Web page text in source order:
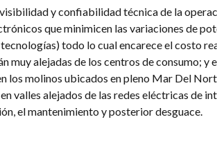
y confiabilidad técnica de la
que minimicen las variaciones de
todo lo cual encarece el costo
muy alejadas de los centros de consumo; y
los molinos ubicados en pleno Mar Del
valles alejados de las redes eléctricas de
el mantenimiento y posterior desguace.